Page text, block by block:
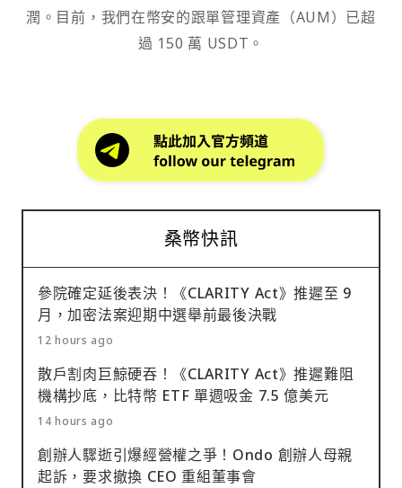
潤。目前，我們在幣安的跟單管理資產（AUM）已超
過 150 萬 USDT。
桑幣快訊
參院確定延後表決！《CLARITY Act》推遲至 9
月，加密法案迎期中選舉前最後決戰
12 hours ago
散戶割肉巨鯨硬吞！《CLARITY Act》推遲難阻
機構抄底，比特幣 ETF 單週吸金 7.5 億美元
14 hours ago
創辦人驟逝引爆經營權之爭！Ondo 創辦人母親
起訴，要求撤換 CEO 重組董事會